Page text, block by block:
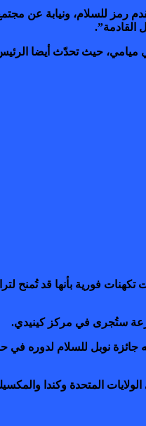
رمز للسلام، ونيابة عن
القادمة”.
حيث تحدّث أيضا الرئيس
ستُجرى في مركز كينيدي.
جائزة نوبل للسلام لدوره